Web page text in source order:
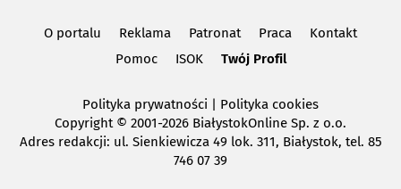
O portalu Reklama Patronat Praca
Kontakt
Pomoc
ISOK Twój Profil
Polityka prywatności | Polityka cookies
Copyright© 2001-2026 BiałystokOnline Sp. z o.o.
Adres redakcji: ul. Sienkiewicza 49 lok. 311, Białystok, tel. 85
746 07 39